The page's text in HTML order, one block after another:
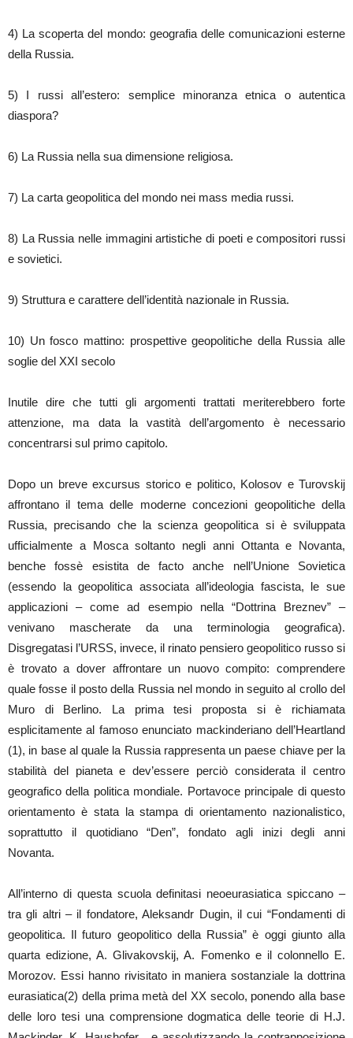
4) La scoperta del mondo: geografia delle comunicazioni esterne
della Russia.
5) I russi all’estero: semplice minoranza etnica o autentica
diaspora?
6) La Russia nella sua dimensione religiosa.
7) La carta geopolitica del mondo nei mass media russi.
8) La Russia nelle immagini artistiche di poeti e compositori russi
e sovietici.
9) Struttura e carattere dell’identità nazionale in Russia.
10) Un fosco mattino: prospettive geopolitiche della Russia alle
soglie del XXI secolo
Inutile dire che tutti gli argomenti trattati meriterebbero forte
attenzione, ma data la vastità dell’argomento è necessario
concentrarsi sul primo capitolo.
Dopo un breve excursus storico e politico, Kolosov e Turovskij
affrontano il tema delle moderne concezioni geopolitiche della
Russia, precisando che la scienza geopolitica si è sviluppata
ufficialmente a Mosca soltanto negli anni Ottanta e Novanta,
benche fossè esistita de facto anche nell’Unione Sovietica
(essendo la geopolitica associata all’ideologia fascista, le sue
applicazioni – come ad esempio nella “Dottrina Breznev” –
venivano mascherate da una terminologia geografica).
Disgregatasi l’URSS, invece, il rinato pensiero geopolitico russo si
è trovato a dover affrontare un nuovo compito: comprendere
quale fosse il posto della Russia nel mondo in seguito al crollo del
Muro di Berlino. La prima tesi proposta si è richiamata
esplicitamente al famoso enunciato mackinderiano dell’Heartland
(1), in base al quale la Russia rappresenta un paese chiave per la
stabilità del pianeta e dev’essere perciò considerata il centro
geografico della politica mondiale. Portavoce principale di questo
orientamento è stata la stampa di orientamento nazionalistico,
soprattutto il quotidiano “Den”, fondato agli inizi degli anni
Novanta.
All’interno di questa scuola definitasi neoeurasiatica spiccano –
tra gli altri – il fondatore, Aleksandr Dugin, il cui “Fondamenti di
geopolitica. Il futuro geopolitico della Russia” è oggi giunto alla
quarta edizione, A. Glivakovskij, A. Fomenko e il colonnello E.
Morozov. Essi hanno rivisitato in maniera sostanziale la dottrina
eurasiatica(2) della prima metà del XX secolo, ponendo alla base
delle loro tesi una comprensione dogmatica delle teorie di H.J.